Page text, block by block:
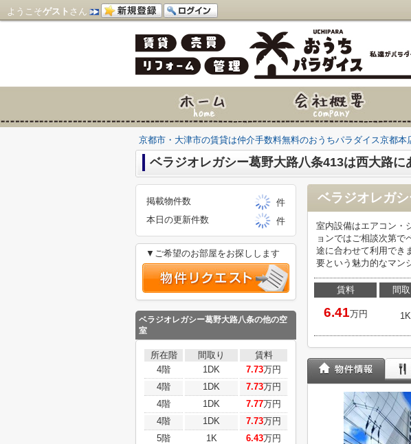
ようこそゲスト さん
京都市・大津市の賃貸は仲介手数料無料のおうちパラダイス京都本
ベラジオレガシー葛野大路八条413は西大路に
ベラジオレガ
室内設備はエアコン・
ョンではご相談次第で
途に合わせて利用でき
要という魅力的なマン
賃料
6.41万円
間取
1K
掲載物件数
件
本日の更新件数
件
▼ご希望のお部屋をお探しします
ベラジオレガシー葛野大路八条の他の空
室
所在階 間取り
賃料
4階
1DK 7.73万円
4階
1DK 7.73万円
4階
1DK 7.77万円
4階
1DK 7.73万円
5階
1K 6.43万円